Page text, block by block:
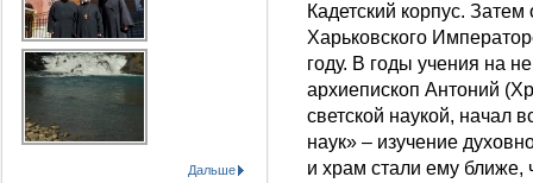
Кадетский корпус.
Харьковского
году. В годы учения на
архиепископ Антоний
светской наукой, начал
наук» – изучение
и храм стали ему ближе,
Дальше